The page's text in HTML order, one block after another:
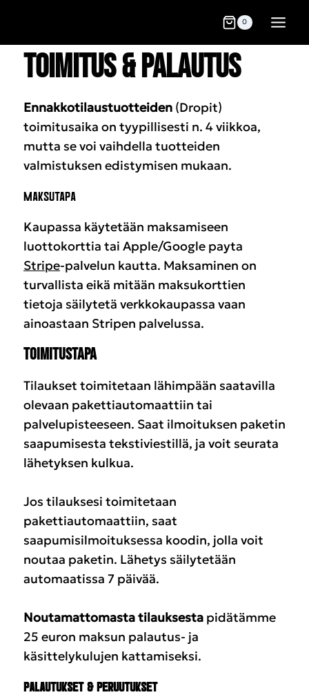
0
TOIMITUS & PALAUTUS
Ennakkotilaustuotteiden (Dropit)
toimitusaika on tyypillisesti n. 4 viikkoa,
mutta se voi vaihdella tuotteiden
valmistuksen edistymisen mukaan.
MAKSUTAPA
Kaupassa käytetään maksamiseen
luottokorttia tai Apple/Google payta
Stripe-palvelun kautta. Maksaminen on
turvallista eikä mitään maksukorttien
tietoja säilytetä verkkokaupassa vaan
ainoastaan Stripen palvelussa.
TOIMITUSTAPA
Tilaukset toimitetaan lähimpään saatavilla
olevaan pakettiautomaattiin tai
palvelupisteeseen. Saat ilmoituksen paketin
saapumisesta tekstiviestillä, ja voit seurata
lähetyksen kulkua.
Jos tilauksesi toimitetaan
pakettiautomaattiin, saat
saapumisilmoituksessa koodin, jolla voit
noutaa paketin. Lähetys säilytetään
automaatissa 7 päivää.
Noutamattomasta tilauksesta pidätämme
25 euron maksun palautus- ja
käsittelykulujen kattamiseksi.
PALAUTUKSET & PERUUTUKSET